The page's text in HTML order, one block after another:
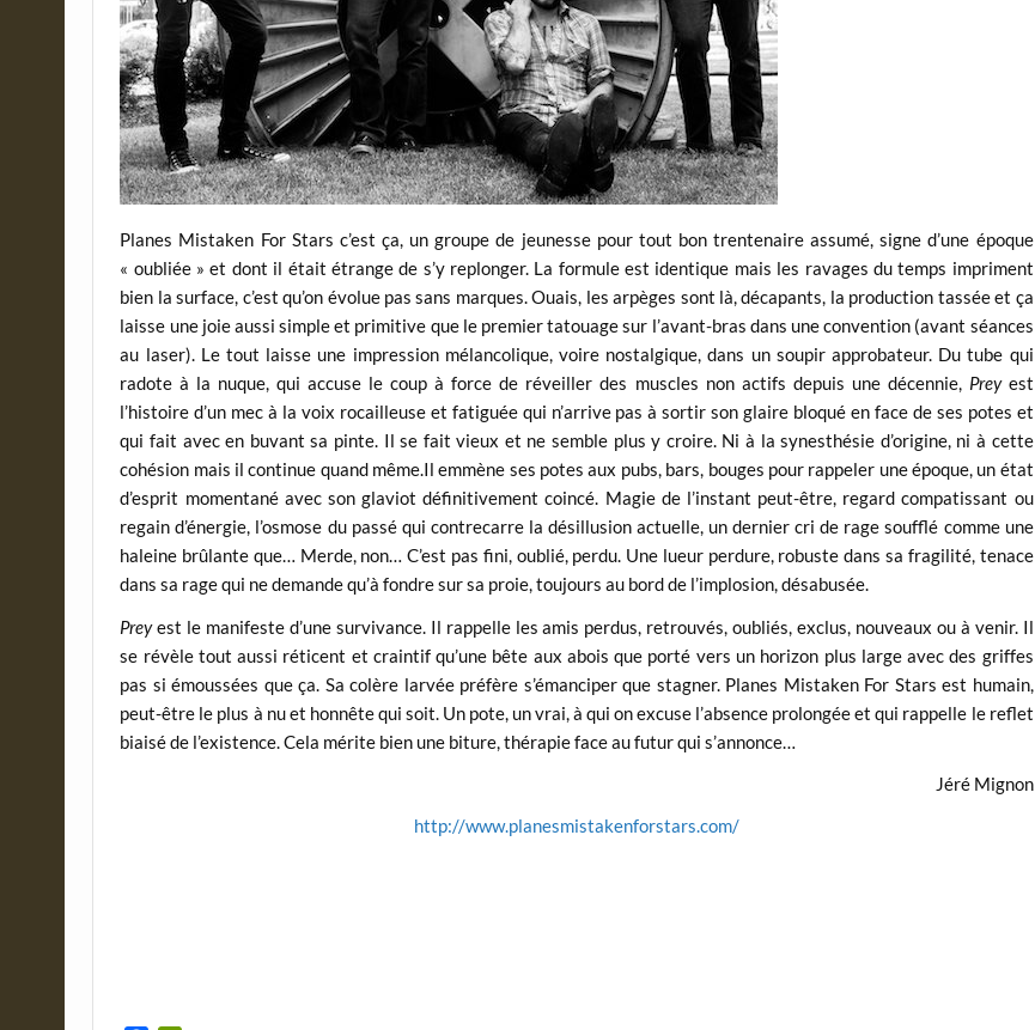
Planes Mistaken For Stars c’est ça, un groupe de jeunesse pour tout bon trentenaire assumé, signe d’une époque
« oubliée » et dont il était étrange de s’y replonger. La formule est identique mais les ravages du temps impriment
bien la surface, c’est qu’on évolue pas sans marques. Ouais, les arpèges sont là, décapants, la production tassée et ça
laisse une joie aussi simple et primitive que le premier tatouage sur l’avant-bras dans une convention (avant séances
au laser). Le tout laisse une impression mélancolique, voire nostalgique, dans un soupir approbateur. Du tube qui
radote à la nuque, qui accuse le coup à force de réveiller des muscles non actifs depuis une décennie, Preyest
l’histoire d’un mec à la voix rocailleuse et fatiguée qui n’arrive pas à sortir son glaire bloqué en face de ses potes et
qui fait avec en buvant sa pinte. Il se fait vieux et ne semble plus y croire. Ni à la synesthésie d’origine, ni à cette
cohésion mais il continue quand même.Il emmène ses potes aux pubs, bars, bouges pour rappeler une époque, un état
d’esprit momentané avec son glaviot définitivement coincé. Magie de l’instant peut-être, regard compatissant ou
regain d’énergie, l’osmose du passé qui contrecarre la désillusion actuelle, un dernier cri de rage soufflé comme une
haleine brûlante que… Merde, non… C’est pas fini, oublié, perdu. Une lueur perdure, robuste dans sa fragilité, tenace
dans sa rage qui ne demande qu’à fondre sur sa proie, toujours au bord de l’implosion, désabusée.
Preyest le manifeste d’une survivance. Il rappelle les amis perdus, retrouvés, oubliés, exclus, nouveaux ou à venir. Il
se révèle tout aussi réticent et craintif qu’une bête aux abois que porté vers un horizon plus large avec des griffes
pas si émoussées que ça. Sa colère larvée préfère s’émanciper que stagner. Planes Mistaken For Stars est humain,
peut-être le plus à nu et honnête qui soit. Un pote, un vrai, à qui on excuse l’absence prolongée et qui rappelle le reflet
biaisé de l’existence. Cela mérite bien une biture, thérapie face au futur qui s’annonce…
Jéré Mignon
http://www.planesmistakenforstars.com/